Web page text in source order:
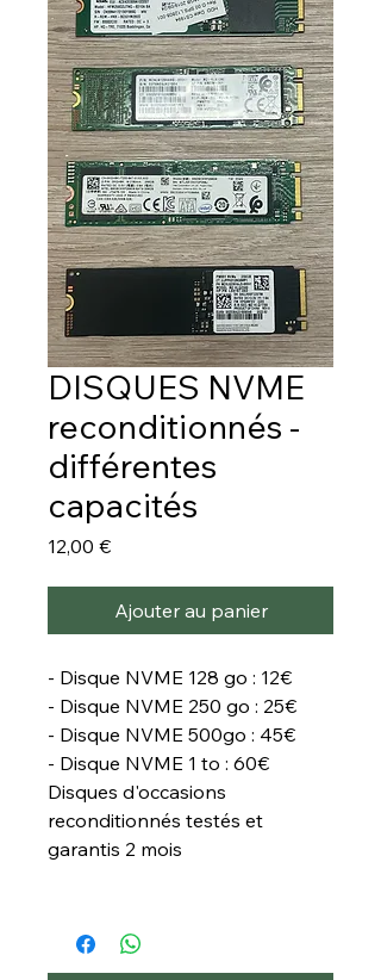
DISQUES NVME
reconditionnés -
différentes
capacités
12,00 €Prix
Ajouter au panier
- Disque NVME 128 go : 12€
- Disque NVME 250 go : 25€
- Disque NVME 500go : 45€
- Disque NVME 1 to : 60€
Disques d'occasions
reconditionnés testés et
garantis 2 mois